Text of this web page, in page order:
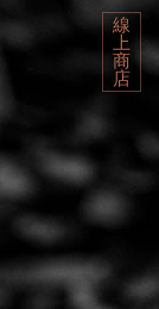
線
上
商
店